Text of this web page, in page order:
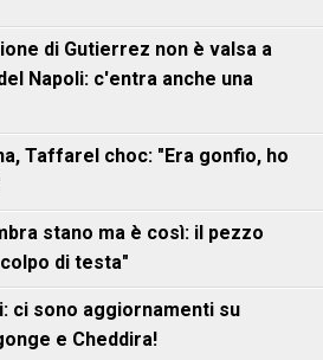
di Gutierrez non è valsa a
Napoli: c'entra anche una
Taffarel choc: "Era gonfio, ho
stano ma è così: il pezzo
di testa"
ci sono aggiornamenti su
e Cheddira!